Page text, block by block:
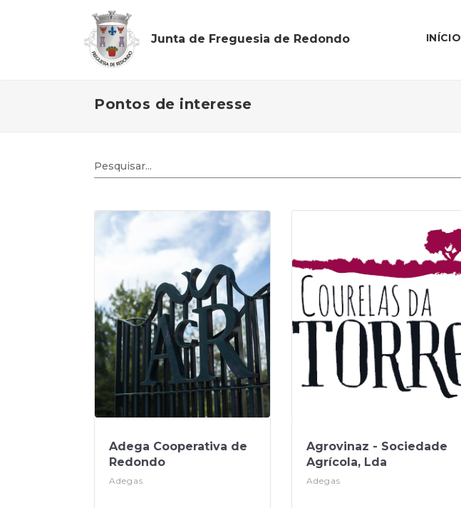
Junta de Freguesia de Redondo INÍCIO
Pontos de interesse
Adega Cooperativa de
Redondo
Adegas
Agrovinaz - Sociedade
Agrícola, Lda
Adegas